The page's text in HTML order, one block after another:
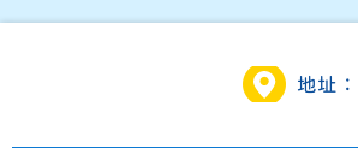
地址：